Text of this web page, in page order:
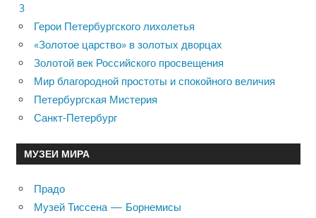
3
Герои Петербургского лихолетья
«Золотое царство» в золотых дворцах
Золотой век Российского просвещения
Мир благородной простоты и спокойного величия
Петербургская Мистерия
Санкт-Петербург
МУЗЕИ МИРА
Прадо
Музей Тиссена — Борнемисы